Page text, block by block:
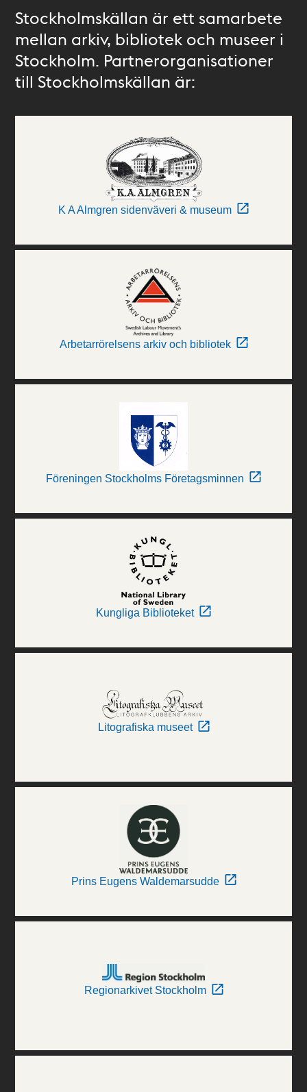
Stockholmskällan är ett samarbete
mellan arkiv, bibliotek och museer i
Stockholm. Partnerorganisationer
till Stockholmskällan är:
K A Almgren sidenväveri & museum
Arbetarrörelsens arkiv och bibliotek
Föreningen Stockholms Företagsminnen
Kungliga Biblioteket
Litografiska museet
Prins Eugens Waldemarsudde
Regionarkivet Stockholm